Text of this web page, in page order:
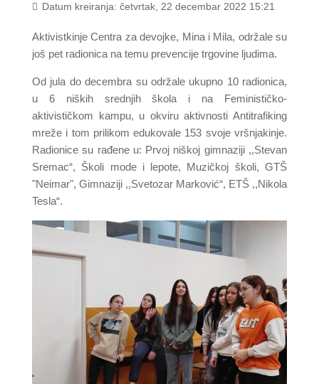
Datum kreiranja: četvrtak, 22 decembar 2022 15:21
Aktivistkinje Centra za devojke, Mina i Mila, održale su
još pet radionica na temu prevencije trgovine ljudima.
Od jula do decembra su održale ukupno 10 radionica,
u 6 niških srednjih škola i na Feminističko-
aktivističkom kampu, u okviru aktivnosti Antitrafiking
mreže i tom prilikom edukovale 153 svoje vršnjakinje.
Radionice su rađene u: Prvoj niškoj gimnaziji ,,Stevan
Sremac“, Školi mode i lepote, Muzičkoj školi, GTŠ
"Neimar", Gimnaziji ,,Svetozar Marković“, ETŠ ,,Nikola
Tesla“.